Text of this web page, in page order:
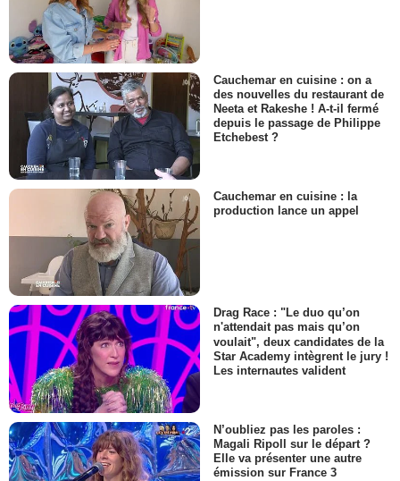
Cauchemar en cuisine : on a
des nouvelles du restaurant de
Neeta et Rakeshe ! A-t-il fermé
depuis le passage de Philippe
Etchebest ?
Cauchemar en cuisine : la
production lance un appel
Drag Race : "Le duo qu’on
n'attendait pas mais qu’on
voulait", deux candidates de la
Star Academy intègrent le jury !
Les internautes valident
N’oubliez pas les paroles :
Magali Ripoll sur le départ ?
Elle va présenter une autre
émission sur France 3